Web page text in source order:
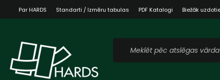
Par HARDS Standarti / Izmēru tabulas PDF Katalogi Biežāk